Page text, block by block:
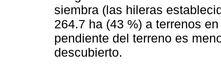
siembra (las hileras
264.7 ha (43 %) a terrenos
pendiente del terreno es
descubierto.